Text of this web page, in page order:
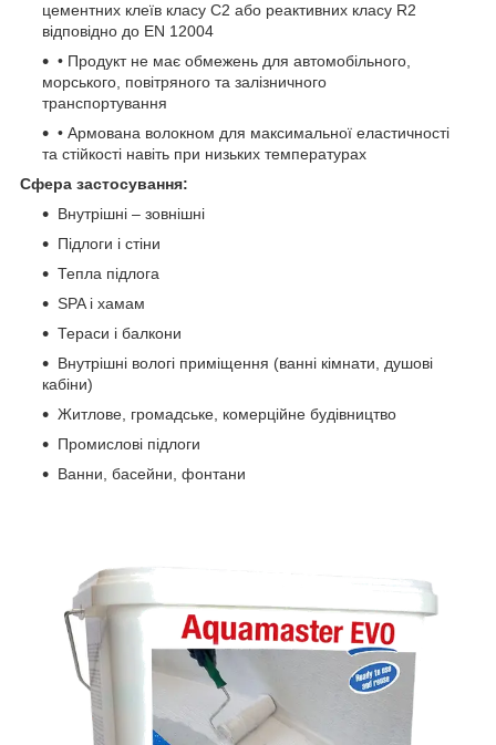
цементних клеїв класу C2 або реактивних класу R2
відповідно до EN 12004
• Продукт не має обмежень для автомобільного,
морського, повітряного та залізничного
транспортування
• Армована волокном для максимальної еластичності
та стійкості навіть при низьких температурах
Сфера застосування:
Внутрішні – зовнішні
Підлоги і стіни
Тепла підлога
SPA і хамам
Тераси і балкони
Внутрішні вологі приміщення (ванні кімнати, душові
кабіни)
Житлове, громадське, комерційне будівництво
Промислові підлоги
Ванни, басейни, фонтани